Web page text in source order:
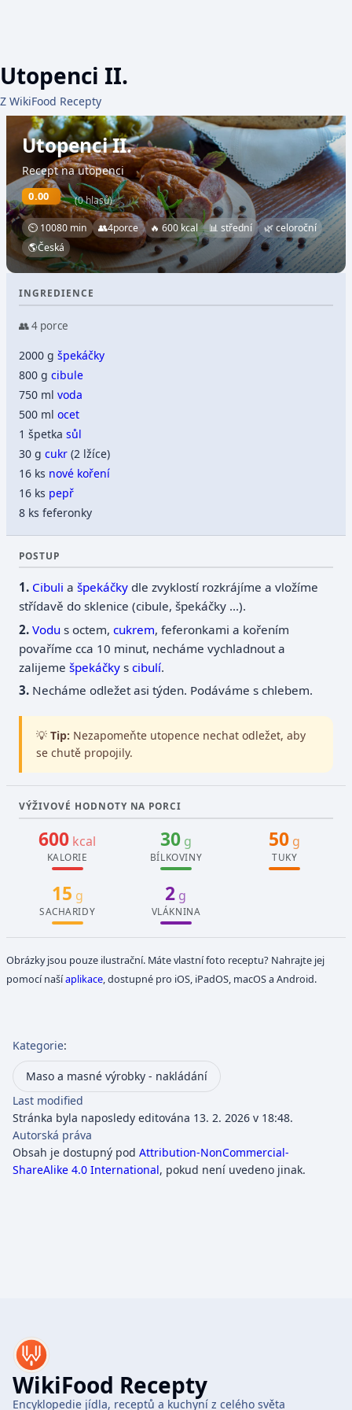
Utopenci II.
Z WikiFood Recepty
Utopenci II.
Recept na utopenci
0.00 (0 hlasů)
⏲ 10080 min 👥4porce 🔥 600 kcal 📊 střední
🌿 celoroční
🌎Česká
INGREDIENCE
👥 4 porce
2000 gšpekáčky
800 gcibule
750 mlvoda
500 mlocet
1 špetkasůl
30 gcukr (2 lžíce)
16 ks nové koření
16 ks pepř
8 ks feferonky
POSTUP
Cibuli ašpekáčky dle zvyklostí rozkrájíme a vložíme
střídavě do sklenice (cibule, špekáčky ...).
Vodu s octem,cukrem, feferonkami a kořením
povaříme cca 10 minut, necháme vychladnout a
zalijemešpekáčky scibulí.
Necháme odležet asi týden. Podáváme s chlebem.
💡 Tip: Nezapomeňte utopence nechat odležet, aby
se chutě propojily.
VÝŽIVOVÉ HODNOTY NA PORCI
600 kcal
KALORIE
30g
BÍLKOVINY
50 g
TUKY
15 g
SACHARIDY
2 g
VLÁKNINA
Obrázky jsou pouze ilustrační. Máte vlastní foto receptu? Nahrajte jej
pomocí našíaplikace, dostupné pro iOS, iPadOS, macOS a Android.
Kategorie:
Maso a masné výrobky - nakládání
Last modified
Stránka byla naposledy editována 13. 2. 2026 v 18:48.
Autorská práva
Obsah je dostupný pod Attribution-NonCommercial-
ShareAlike 4.0 International, pokud není uvedeno jinak.
WikiFood Recepty
Encyklopedie jídla, receptů a kuchyní z celého světa